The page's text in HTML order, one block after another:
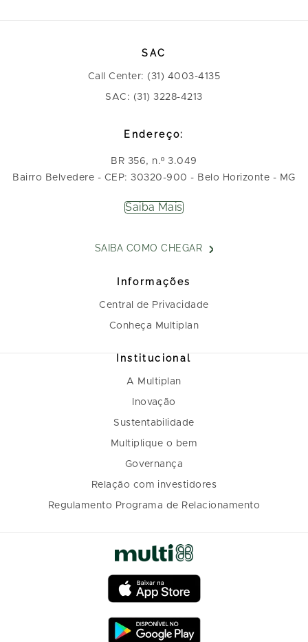
SAC
Call Center: (31) 4003-4135
SAC: (31) 3228-4213
Endereço:
BR 356, n.º 3.049
Bairro Belvedere - CEP: 30320-900 - Belo Horizonte - MG
Saiba Mais
SAIBA COMO CHEGAR
Informações
Central de Privacidade
Conheça Multiplan
Institucional
A Multiplan
Inovação
Sustentabilidade
Multiplique o bem
Governança
Relação com investidores
Regulamento Programa de Relacionamento